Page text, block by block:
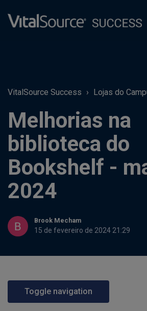
VitalSource Success Lojas do
Melhorias na
biblioteca do
Bookshelf -
2024
Brook Mecham
15 de fevereiro de 2024 21:29
Toggle navigation